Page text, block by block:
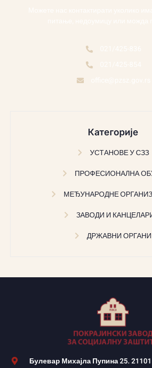
Категорије
УСТАНОВЕ У СЗЗ
ПРОФЕСИОНАЛНА
МЕЂУНАРОДНЕ
ЗАВОДИ И
ДРЖАВНИ ОРГАНИ
Булевар Михајла Пупина 25.